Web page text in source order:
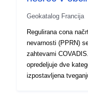
Geokatalog Francija
Regulirana cona
nevarnosti (PPRN)
zahtevami COVADIS. Okoljski zakonik za naravne PPR
opredeljuje dve
izpostavljena